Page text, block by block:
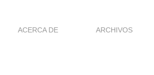
ACERCA DE ARCHIVOS